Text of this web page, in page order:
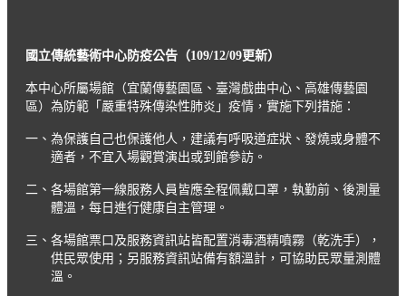
國立傳統藝術中心防疫公告（109/12/09更新）
本中心所屬場館（宜蘭傳藝園區、臺灣戲曲中心、高雄傳藝園
區）為防範「嚴重特殊傳染性肺炎」疫情，實施下列措施：
一、為保護自己也保護他人，建議有呼吸道症狀、發燒或身體不
適者，不宜入場觀賞演出或到館參訪。
二、各場館第一線服務人員皆應全程佩戴口罩，執勤前、後測量
體溫，每日進行健康自主管理。
三、各場館票口及服務資訊站皆配置消毒酒精噴霧（乾洗手），
供民眾使用；另服務資訊站備有額溫計，可協助民眾量測體
溫。